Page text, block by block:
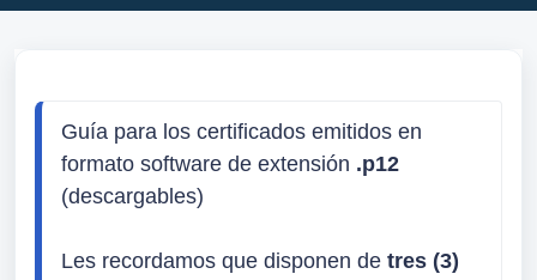
Guía para los certificados emitidos en
formato software de extensión .p12
(descargables)
Les recordamos que disponen de tres (3)